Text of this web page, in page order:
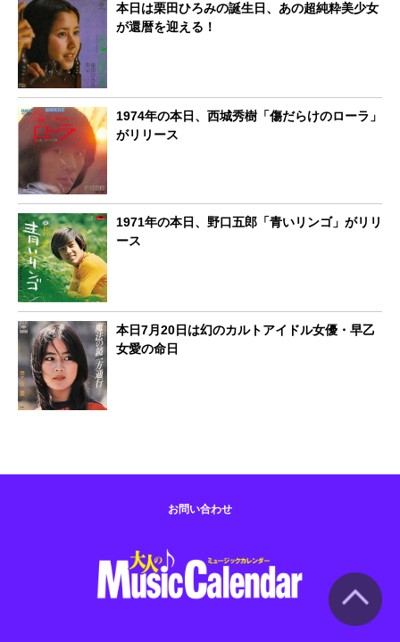
本日は栗田ひろみの誕生日、あの超純粋美少女
が還暦を迎える！
1974年の本日、西城秀樹「傷だらけのローラ」
がリリース
1971年の本日、野口五郎「青いリンゴ」がリリ
ース
本日7月20日は幻のカルトアイドル女優・早乙
女愛の命日
お問い合わせ